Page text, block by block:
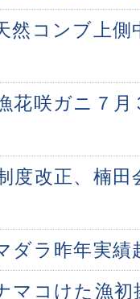
然コンブ上側
花咲ガニ７
度改正、楠
ダラ昨年実績
マコけた漁